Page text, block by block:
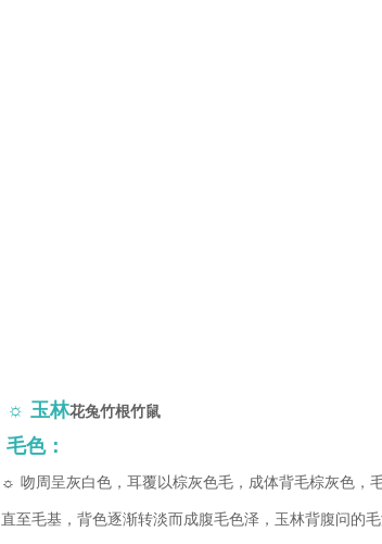
☼ 玉林花兔竹根竹鼠
毛色：
☼ 吻周呈灰白色，耳覆以棕灰色毛，成体背毛棕灰色，
直至毛基，背色逐渐转淡而成腹毛色泽，玉林背腹问的